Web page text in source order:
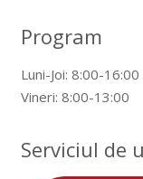
Program
Luni-Joi: 8:00-16:00
Vineri: 8:00-13:00
Serviciul de